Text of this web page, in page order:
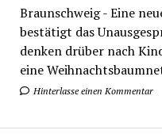
Braunschweig - Eine
bestätigt das
denken drüber nach
eine
Hinterlasse einen Kommentar